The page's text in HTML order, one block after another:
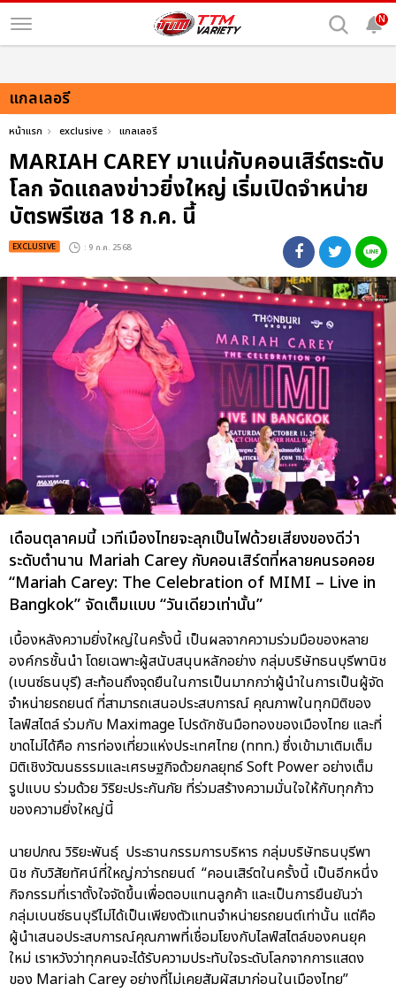
N
แกลเลอรี
หน้าแรก exclusive แกลเลอรี
MARIAH CAREY มาแน่กับคอนเสิร์ตระดับ
โลก จัดแถลงข่าวยิ่งใหญ่ เริ่มเปิดจำหน่าย
บัตรพรีเซล 18 ก.ค. นี้
EXCLUSIVE : 9 ก.ค. 2568
เดือนตุลาคมนี้ เวทีเมืองไทยจะลุกเป็นไฟด้วยเสียงของดีว่า
ระดับตำนาน Mariah Carey กับคอนเสิร์ตที่หลายคนรอคอย
“Mariah Carey: The Celebration of MIMI – Live in
Bangkok” จัดเต็มแบบ “วันเดียวเท่านั้น”
เบื้องหลังความยิ่งใหญ่ในครั้งนี้ เป็นผลจากความร่วมมือของหลาย
องค์กรชั้นนำ โดยเฉพาะผู้สนับสนุนหลักอย่าง กลุ่มบริษัทธนบุรีพานิช
(เบนซ์ธนบุรี) สะท้อนถึงจุดยืนในการเป็นมากกว่าผู้นำในการเป็นผู้จัด
จำหน่ายรถยนต์ ที่สามารถเสนอประสบการณ์ คุณภาพในทุกมิติของ
ไลฟ์สไตล์ ร่วมกับ Maximage โปรดักชันมือทองของเมืองไทย และที่
ขาดไม่ได้คือ การท่องเที่ยวแห่งประเทศไทย (ททท.) ซึ่งเข้ามาเติมเต็ม
มิติเชิงวัฒนธรรมและเศรษฐกิจด้วยกลยุทธ์ Soft Power อย่างเต็ม
รูปแบบ ร่วมด้วย วิริยะประกันภัย ที่ร่วมสร้างความมั่นใจให้กับทุกก้าว
ของความยิ่งใหญ่นี้
นายปภณ วิริยะพันธุ์ ประธานกรรมการบริหาร กลุ่มบริษัทธนบุรีพา
นิช กับวิสัยทัศน์ที่ใหญ่กว่ารถยนต์ “คอนเสิร์ตในครั้งนี้ เป็นอีกหนึ่ง
กิจกรรมที่เราตั้งใจจัดขึ้นเพื่อตอบแทนลูกค้า และเป็นการยืนยันว่า
กลุ่มเบนซ์ธนบุรีไม่ได้เป็นเพียงตัวแทนจำหน่ายรถยนต์เท่านั้น แต่คือ
ผู้นำเสนอประสบการณ์คุณภาพที่เชื่อมโยงกับไลฟ์สไตล์ของคนยุค
ใหม่ เราหวังว่าทุกคนจะได้รับความประทับใจระดับโลกจากการแสดง
ของ Mariah Carey อย่างที่ไม่เคยสัมผัสมาก่อนในเมืองไทย”